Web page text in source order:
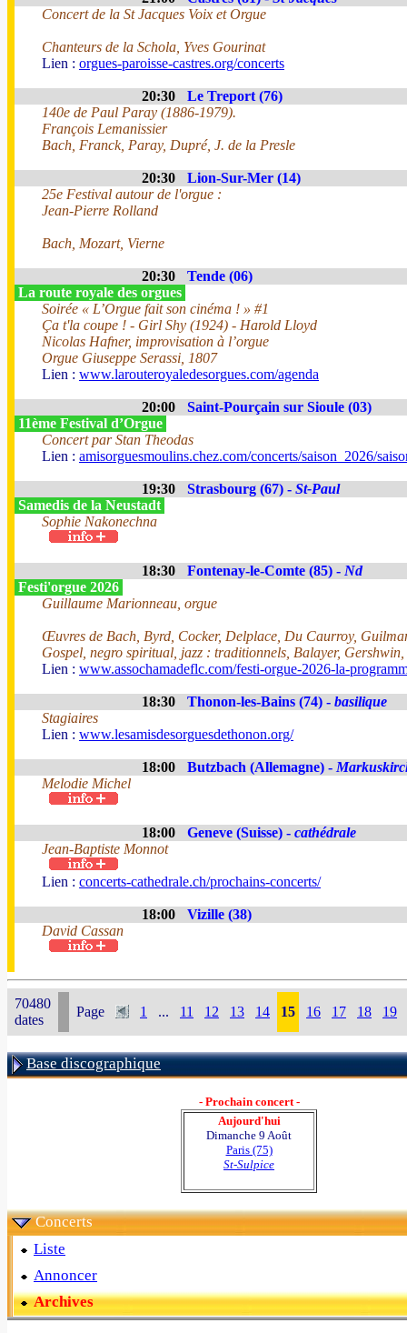
Concert de la St Jacques Voix et Orgue
Chanteurs de la Schola, Yves Gourinat
Lien : orgues-paroisse-castres.org/concerts
20:30
Le Treport (76)
140e de Paul Paray (1886-1979).
François Lemanissier
Bach, Franck, Paray, Dupré, J. de la Presle
20:30
Lion-Sur-Mer (14)
25e Festival autour de l'orgue :
Jean-Pierre Rolland
Bach, Mozart, Vierne
20:30
Tende (06)
La route royale des orgues
Soirée « L’Orgue fait son cinéma ! » #1
Ça t'la coupe ! - Girl Shy (1924) - Harold Lloyd
Nicolas Hafner, improvisation à l’orgue
Orgue Giuseppe Serassi, 1807
Lien : www.larouteroyaledesorgues.com/agenda
20:00
Saint-Pourçain sur Sioule (03)
11ème Festival d’Orgue
Concert par Stan Theodas
Lien : amisorguesmoulins.chez.com/concerts/saison_2026/
19:30 Strasbourg (67) - St-Paul
Samedis de la Neustadt
Sophie Nakonechna
18:30 Fontenay-le-Comte (85) - Nd
Festi'orgue 2026
Guillaume Marionneau, orgue
Œuvres de Bach, Byrd, Cocker, Delplace, Du Caurroy,
Gospel, negro spiritual, jazz : traditionnels, Balayer, Gershwin,
Lien : www.assochamadeflc.com/festi-orgue-2026-la-
18:30 Thonon-les-Bains (74) - basilique
Stagiaires
Lien : www.lesamisdesorguesdethonon.org/
18:00 Butzbach (Allemagne) -
Melodie Michel
18:00 Geneve (Suisse) - cathédrale
Jean-Baptiste Monnot
Lien : concerts-cathedrale.ch/prochains-concerts/
18:00
Vizille (38)
David Cassan
70480
dates
Page 1 ... 11 12 13 14 15 16 17 18 19
Base discographique
- Prochain concert -
Aujourd'hui
Dimanche 9 Août
Paris (75)
St-Sulpice
Concerts
Liste
Annoncer
Archives